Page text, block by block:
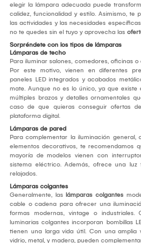
elegir la lámpara adecuada puede
calidez, funcionalidad y estilo. Asimismo, te
las actividades y las necesidades
no te quedes sin el tuyo y aprovecha las
Sorpréndete con los tipos de lámparas
Lámparas de techo
Para iluminar salones, comedores, oficinas
Por este motivo, vienen en diferentes
paneles LED integrados y acabados
mate. Aunque no es lo único, ya que
múltiples brazos y detalles ornamentales
caso de que quieras conseguir ofertas
plataforma digital.
Lámparas de pared
Para complementar la iluminación
elementos decorativos, te recomendamos
mayoría de modelos vienen con
sistema eléctrico. Además, ofrece una
relajados.
Lámparas colgantes
Generalmente, las lámparas colgantes
cable o cadena para ofrecer una
formas modernas, vintage o
luminarias colgantes incorporan bombillas
tienen una larga vida útil. Con una amplia
vidrio, metal, y madera, pueden